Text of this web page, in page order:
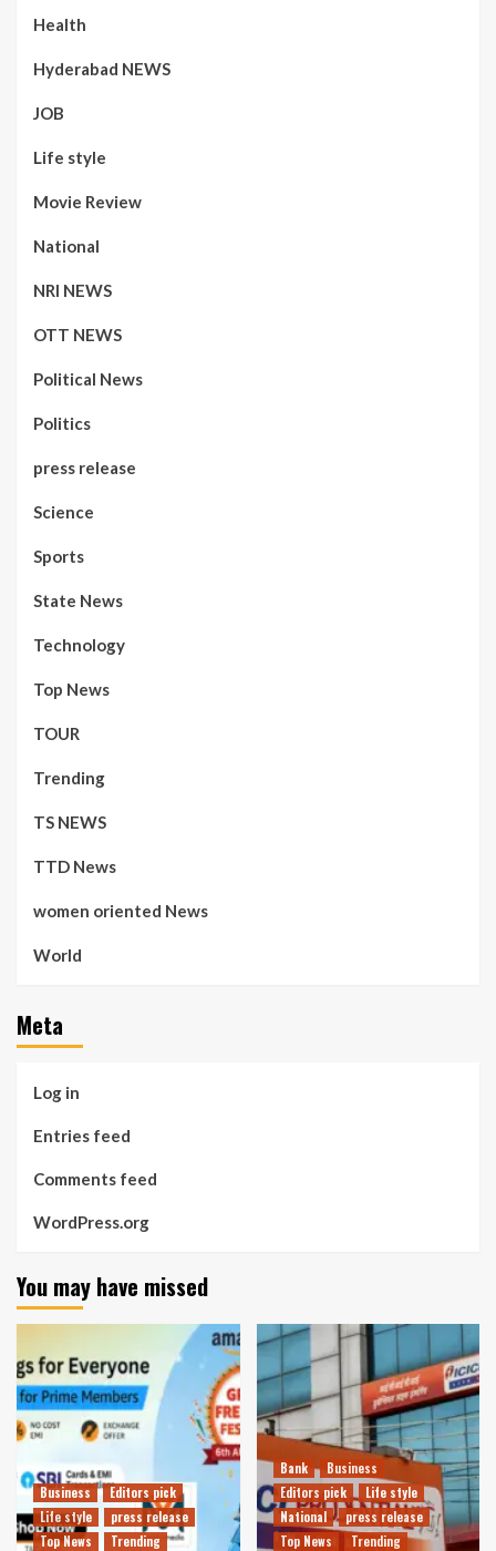
Health
Hyderabad NEWS
JOB
Life style
Movie Review
National
NRI NEWS
OTT NEWS
Political News
Politics
press release
Science
Sports
State News
Technology
Top News
TOUR
Trending
TS NEWS
TTD News
women oriented News
World
Meta
Log in
Entries feed
Comments feed
WordPress.org
You may have missed
Business
Editors pick
Life style
press release
Top News
Trending
Bank
Business
Editors pick
Life style
National
press release
Top News
Trending